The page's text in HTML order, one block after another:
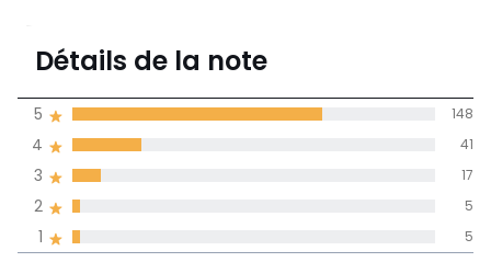
4,5
de moyenne
obtenue sur
Détails de la note
1 5
2 5
3 17
4 41
5 148